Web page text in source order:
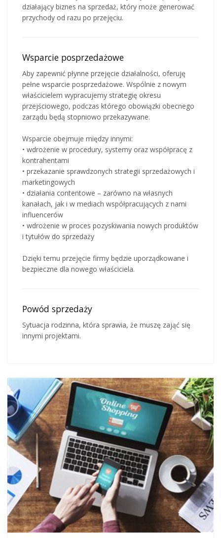
działający biznes na sprzedaż, który może generować
przychody od razu po przejęciu.
Wsparcie posprzedażowe
Aby zapewnić płynne przejęcie działalności, oferuję
pełne wsparcie posprzedażowe. Wspólnie z nowym
właścicielem wypracujemy strategię okresu
przejściowego, podczas którego obowiązki obecnego
zarządu będą stopniowo przekazywane.
Wsparcie obejmuje między innymi:
• wdrożenie w procedury, systemy oraz współpracę z
kontrahentami
• przekazanie sprawdzonych strategii sprzedażowych i
marketingowych
• działania contentowe – zarówno na własnych
kanałach, jak i w mediach współpracujących z nami
influencerów
• wdrożenie w proces pozyskiwania nowych produktów
i tytułów do sprzedaży
Dzięki temu przejęcie firmy będzie uporządkowane i
bezpieczne dla nowego właściciela.
Powód sprzedaży
Sytuacja rodzinna, która sprawia, że muszę zająć się
innymi projektami.